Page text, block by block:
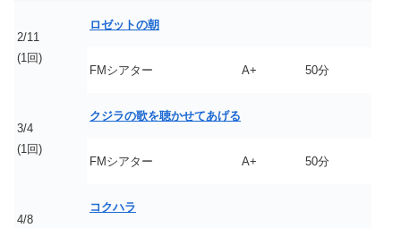
2/11
(1回)
ロゼットの朝
FMシアター A+ 50分
3/4
(1回)
クジラの歌を聴かせてあげる
FMシアター A+ 50分
4/8
コクハラ